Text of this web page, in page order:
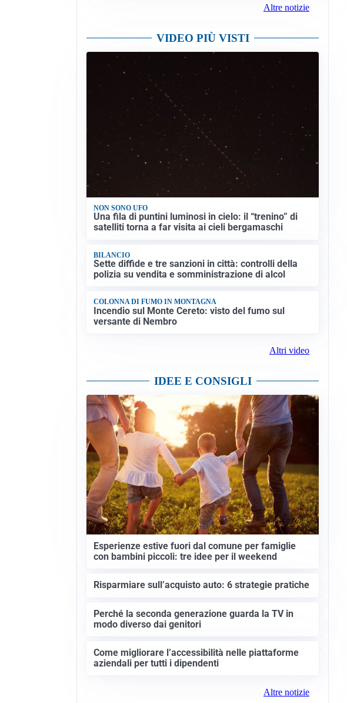
Altre notizie
VIDEO PIÙ VISTI
NON SONO UFO
Una fila di puntini luminosi in cielo: il “trenino” di
satelliti torna a far visita ai cieli bergamaschi
BILANCIO
Sette diffide e tre sanzioni in città: controlli della
polizia su vendita e somministrazione di alcol
COLONNA DI FUMO IN MONTAGNA
Incendio sul Monte Cereto: visto del fumo sul
versante di Nembro
Altri video
IDEE E CONSIGLI
Esperienze estive fuori dal comune per famiglie
con bambini piccoli: tre idee per il weekend
Risparmiare sull’acquisto auto: 6 strategie pratiche
Perché la seconda generazione guarda la TV in
modo diverso dai genitori
Come migliorare l’accessibilità nelle piattaforme
aziendali per tutti i dipendenti
Altre notizie